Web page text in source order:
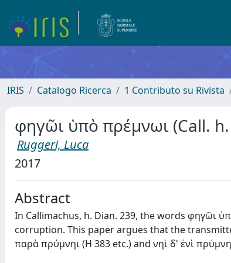
IRIS Catalogo Ricerca 1 Contributo su Rivista
φηγῶι ὑπὸ πρέμνωι (Call.
Ruggeri, Luca
2017
Abstract
In Callimachus, h. Dian. 239, the words φηγῶι
corruption. This paper argues that the
παρὰ πρύμνηι (H 383 etc.) and νηὶ δ' ἐνὶ